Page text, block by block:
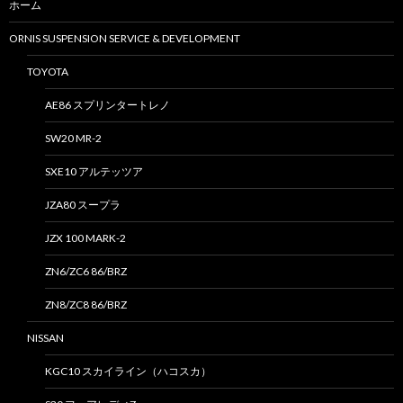
ホーム
ORNIS SUSPENSION SERVICE & DEVELOPMENT
TOYOTA
AE86 スプリンタートレノ
SW20 MR-2
SXE10 アルテッツア
JZA80 スープラ
JZX 100 MARK-2
ZN6/ZC6 86/BRZ
ZN8/ZC8 86/BRZ
NISSAN
KGC10 スカイライン（ハコスカ）